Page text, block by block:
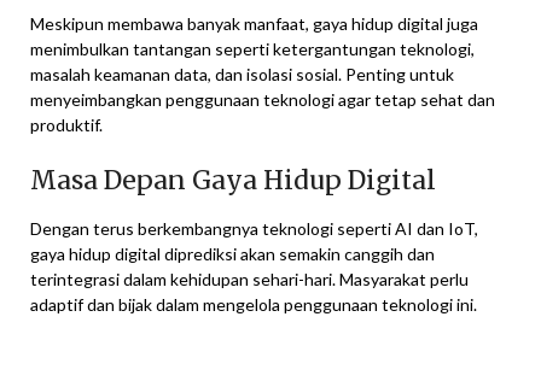
Meskipun membawa banyak manfaat, gaya hidup digital juga
menimbulkan tantangan seperti ketergantungan teknologi,
masalah keamanan data, dan isolasi sosial. Penting untuk
menyeimbangkan penggunaan teknologi agar tetap sehat dan
produktif.
Masa Depan Gaya Hidup Digital
Dengan terus berkembangnya teknologi seperti AI dan IoT,
gaya hidup digital diprediksi akan semakin canggih dan
terintegrasi dalam kehidupan sehari-hari. Masyarakat perlu
adaptif dan bijak dalam mengelola penggunaan teknologi ini.